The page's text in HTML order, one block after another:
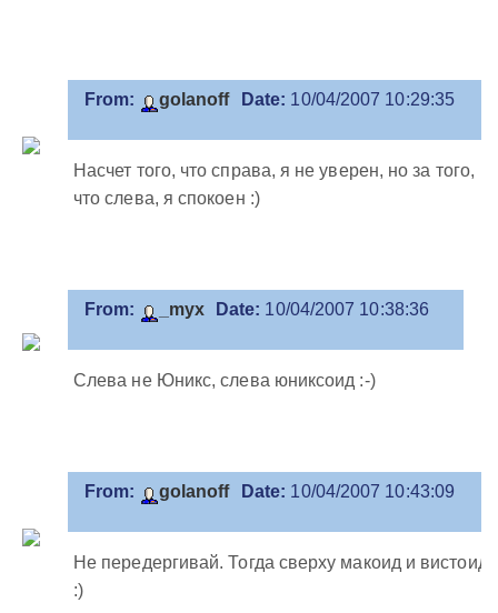
From: golanoff Date: 10/04/2007 10:29:35
Насчет того, что справа, я не уверен, но за того,
что слева, я спокоен :)
From: _myx Date: 10/04/2007 10:38:36
Слева не Юникс, слева юниксоид :-)
From: golanoff Date: 10/04/2007 10:43:09
Не передергивай. Тогда сверху макоид и вистоид
:)